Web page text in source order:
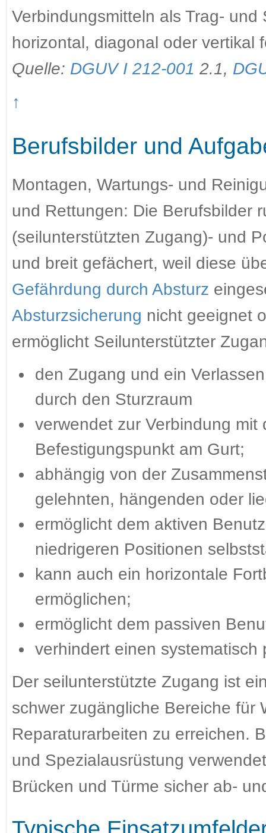
Verbindungsmitteln als Trag-
horizontal, diagonal oder vertikal
Quelle: DGUV I 212-001 2.1,
↑
Berufsbilder und
Montagen, Wartungs- und
und Rettungen: Die Berufsbilder
(seilunterstützten Zugang)- und
und breit gefächert, weil diese
Gefährdung durch Absturz
Absturzsicherung nicht geeignet
ermöglicht Seilunterstützter
den Zugang und ein
durch den Sturzraum
verwendet zur Verbindung
Befestigungspunkt am Gurt;
abhängig von der
gelehnten, hängenden oder
ermöglicht dem aktiven
niedrigeren Positionen
kann auch ein horizontale
ermöglichen;
ermöglicht dem passiven
verhindert einen
Der seilunterstützte Zugang ist
schwer zugängliche Bereiche für
Reparaturarbeiten zu erreichen.
und Spezialausrüstung
Brücken und Türme sicher ab-